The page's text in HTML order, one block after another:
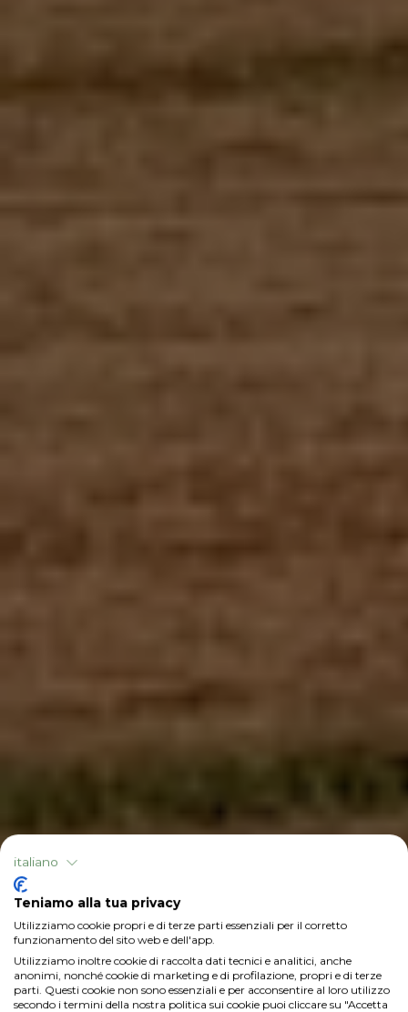
italiano
Teniamo alla tua privacy
Utilizziamo cookie propri e di terze parti essenziali per il corretto
funzionamento del sito web e dell'app.
Utilizziamo inoltre cookie di raccolta dati tecnici e analitici, anche
anonimi, nonché cookie di marketing e di profilazione, propri e di terze
parti. Questi cookie non sono essenziali e per acconsentire al loro utilizzo
secondo i termini della nostra politica sui cookie puoi cliccare su "Accetta